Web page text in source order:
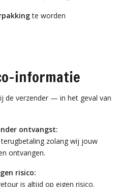
te worden
informatie
de verzender — in het geval van
ontvangst:
zolang wij jouw
ontvangen.
risico:
is altijd op eigen risico.